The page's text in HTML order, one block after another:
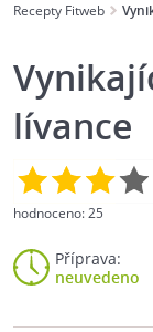
Recepty Fitweb
lívance
hodnoceno:25
Příprava:
neuvedeno